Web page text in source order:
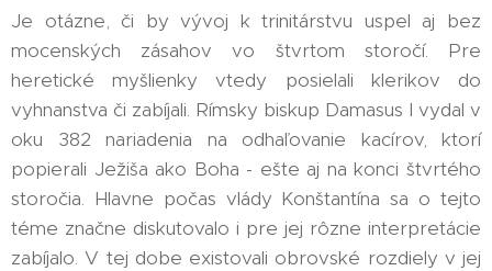
Je otázne, či by vývoj k trinitárstvu uspel aj bez
mocenských zásahov vo štvrtom storočí. Pre
heretické myšlienky vtedy posielali klerikov do
vyhnanstva či zabíjali. Rímsky biskup Damasus I vydal v
oku 382 nariadenia na odhaľovanie kacírov, ktorí
popierali Ježiša ako Boha - ešte aj na konci štvrtého
storočia. Hlavne počas vlády Konštantína sa o tejto
téme značne diskutovalo i pre jej rôzne interpretácie
zabíjalo. V tej dobe existovali obrovské rozdiely v jej